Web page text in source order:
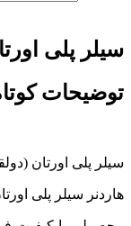
سیلر پلی
توضیحات
سیلر پلی اورتان
هاردنر سیلر پلی